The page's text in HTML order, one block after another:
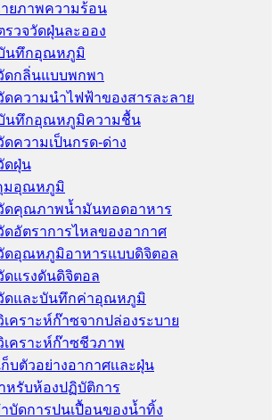
ยภาพความร้อน
รวจวัดฝุ่นละออง
บันทึกอุณหภูมิ
ดกลิ่นแบบพกพา
ดความนําไฟฟ้าของสารละลาย
บันทึกอุณหภูมิความชื้น
ดความเป็นกรด-ด่าง
ดฝุ่น
มอุณหภูมิ
ดคุณภาพน้ำมันทอดอาหาร
ดอัตราการไหลของอากาศ
ดอุณหภูมิอาหารแบบดิจิตอล
ดแรงดันดิจิตอล
วัดและบันทึกค่าอุณหภูมิ
เคราะห์ก๊าซจากปล่องระบาย
เคราะห์ก๊าซชีวภาพ
ก็บตัวอย่างอากาศเเละฝุ่น
หรับห้องปฏิบัติการ
บัดการปนเปื้อนของน้ำทิ้ง